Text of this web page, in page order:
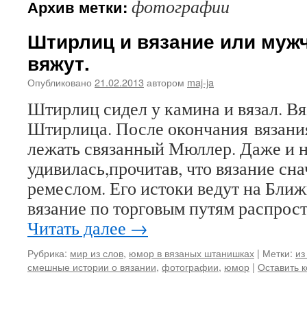
Архив метки: фотографии
Штирлиц и вязание или
вяжут.
Опубликовано 21.02.2013 автором maj-ja
Штирлиц сидел у камина и вязал.
Штирлица. После окончания
лежать связанный Мюллер. Даже и
удивилась,прочитав, что вязание
ремеслом. Его истоки ведут на
вязание по торговым путям
Читать далее →
Рубрика: мир из слов, юмор в вязаных штанишках | Метки:
смешные истории о вязании, фотографии, юмор | Оставить